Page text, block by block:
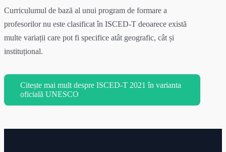
Curriculumul de bază al unui program de formare a
profesorilor nu este clasificat în ISCED-T deoarece există
multe variații care pot fi specifice atât geografic, cât și
instituțional.
Citește mai mult despre ISCED-T 2021 în varianta
oficială UNESCO